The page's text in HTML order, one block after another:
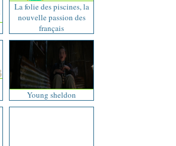
La folie des piscines, la
nouvelle passion des
français
Young sheldon